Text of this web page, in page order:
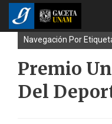
Navegación Por
Premio
Del